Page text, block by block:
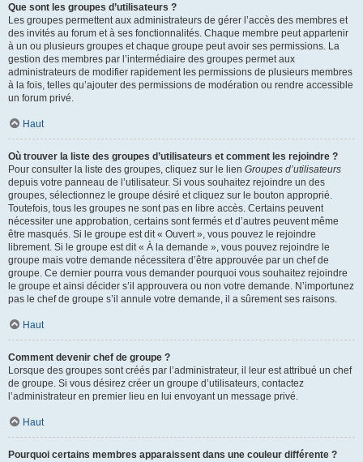
Que sont les groupes d’utilisateurs ?
Les groupes permettent aux administrateurs de gérer l’accès des membres et
des invités au forum et à ses fonctionnalités. Chaque membre peut appartenir
à un ou plusieurs groupes et chaque groupe peut avoir ses permissions. La
gestion des membres par l’intermédiaire des groupes permet aux
administrateurs de modifier rapidement les permissions de plusieurs membres
à la fois, telles qu’ajouter des permissions de modération ou rendre accessible
un forum privé.
Haut
Où trouver la liste des groupes d’utilisateurs et comment les rejoindre ?
Pour consulter la liste des groupes, cliquez sur le lien Groupes d’utilisateurs
depuis votre panneau de l’utilisateur. Si vous souhaitez rejoindre un des
groupes, sélectionnez le groupe désiré et cliquez sur le bouton approprié.
Toutefois, tous les groupes ne sont pas en libre accès. Certains peuvent
nécessiter une approbation, certains sont fermés et d’autres peuvent même
être masqués. Si le groupe est dit « Ouvert », vous pouvez le rejoindre
librement. Si le groupe est dit « À la demande », vous pouvez rejoindre le
groupe mais votre demande nécessitera d’être approuvée par un chef de
groupe. Ce dernier pourra vous demander pourquoi vous souhaitez rejoindre
le groupe et ainsi décider s’il approuvera ou non votre demande. N’importunez
pas le chef de groupe s’il annule votre demande, il a sûrement ses raisons.
Haut
Comment devenir chef de groupe ?
Lorsque des groupes sont créés par l’administrateur, il leur est attribué un chef
de groupe. Si vous désirez créer un groupe d’utilisateurs, contactez
l’administrateur en premier lieu en lui envoyant un message privé.
Haut
Pourquoi certains membres apparaissent dans une couleur différente ?